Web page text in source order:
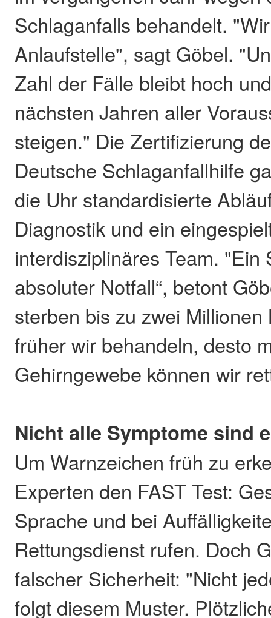
Schlaganfalls behandelt.
Anlaufstelle", sagt Göbel.
Zahl der Fälle bleibt hoch
nächsten Jahren aller
steigen." Die Zertifizierung
Deutsche Schlaganfallhilfe
die Uhr standardisierte
Diagnostik und ein
interdisziplinäres Team. "Ein
absoluter Notfall“, betont
sterben bis zu zwei
früher wir behandeln, desto
Gehirngewebe können wir
Nicht alle Symptome sind
Um Warnzeichen früh zu
Experten den FAST Test:
Sprache und bei
Rettungsdienst rufen. Doch
falscher Sicherheit: "Nicht
folgt diesem Muster.